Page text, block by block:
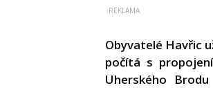
Obyvatelé Havřic
počítá s
Uherského